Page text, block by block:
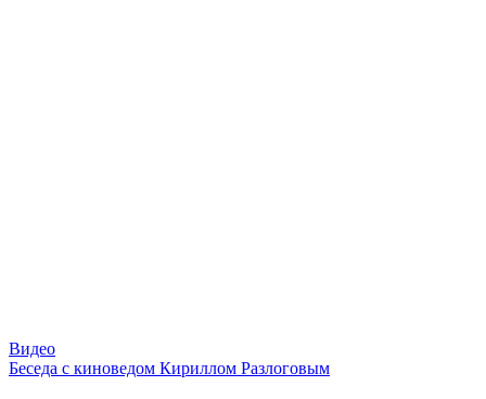
Видео
Беседа с киноведом Кириллом Разлоговым